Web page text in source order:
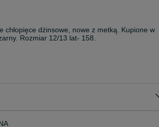
chłopięce dżinsowe, nowe z metką. Kupione w
Rozmiar 12/13 lat- 158.